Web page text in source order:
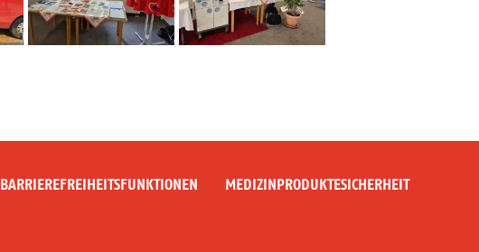
BARRIEREFREIHEITSFUNKTIONEN MEDIZINPRODUKTESICHERHEIT